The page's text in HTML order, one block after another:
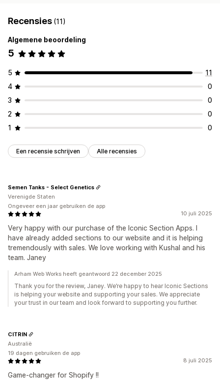
Recensies (11)
Algemene beoordeling
5
5
11
4
0
3
0
2
0
1
0
Een recensie schrijven Alle recensies
10 juli 2025
Very happy with our purchase of the Iconic Section Apps. I
have already added sections to our website and it is helping
tremendously with sales. We love working with Kushal and his
team. Janey
Semen Tanks - Select Genetics
Verenigde Staten
Ongeveer een jaar gebruiken de app
Arham Web Works heeft geantwoord 22 december 2025
Thank you for the review, Janey. We’re happy to hear Iconic Sections
is helping your website and supporting your sales. We appreciate
your trust in our team and look forward to supporting you further.
8 juli 2025
Game-changer for Shopify !!
CITRIN
Australië
19 dagen gebruiken de app